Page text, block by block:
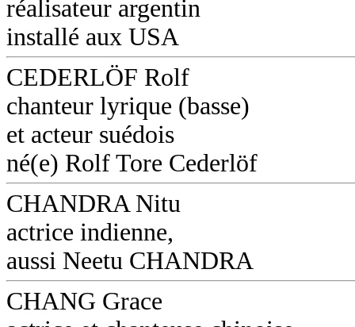
réalisateur argentin
installé aux USA
CEDERLÖF Rolf
chanteur lyrique (basse)
et acteur suédois
né(e) Rolf Tore Cederlöf
CHANDRA Nitu
actrice indienne,
aussi Neetu CHANDRA
CHANG Grace